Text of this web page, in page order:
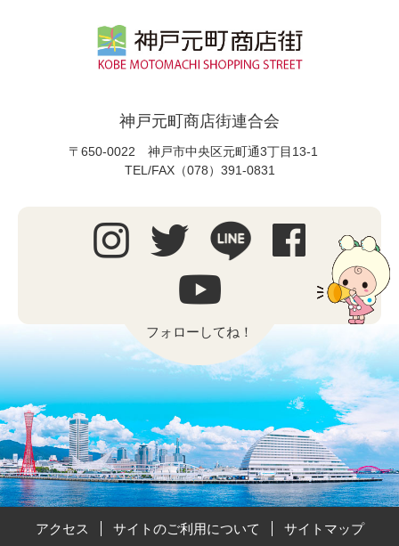
神戸元町商店街連合会
〒650-0022 神戸市中央区元町通3丁目13-1
TEL/FAX（078）391-0831
フォローしてね！
アクセス サイトのご利用について サイトマップ